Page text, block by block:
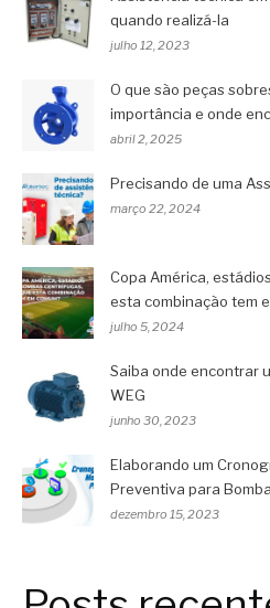
quando realizá-la
julho 12, 2023
O que são peças
importância e onde
abril 2, 2025
Precisando de uma
março 22, 2024
Copa América,
esta combinação tem
julho 5, 2024
Saiba onde encontrar
WEG
junho 30, 2023
Elaborando um
Preventiva para
dezembro 15, 2023